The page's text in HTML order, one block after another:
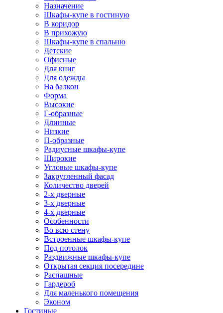
Назначение
Шкафы-купе в гостиную
В коридор
В прихожую
Шкафы-купе в спальню
Детские
Офисные
Для книг
Для одежды
На балкон
Форма
Высокие
Г-образные
Длинные
Низкие
П-образные
Радиусные шкафы-купе
Широкие
Угловые шкафы-купе
Закругленный фасад
Количество дверей
2-х дверные
3-х дверные
4-х дверные
Особенности
Во всю стену
Встроенные шкафы-купе
Под потолок
Раздвижные шкафы-купе
Открытая секция посередине
Распашные
Гардероб
Для маленького помещения
Эконом
Гостиные